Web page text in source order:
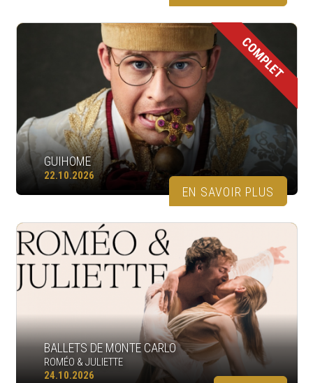
COMPLET
GUIHOME
22.10.2026
EN SAVOIR PLUS
BALLETS DE MONTE CARLO
ROMÉO & JULIETTE
24.10.2026